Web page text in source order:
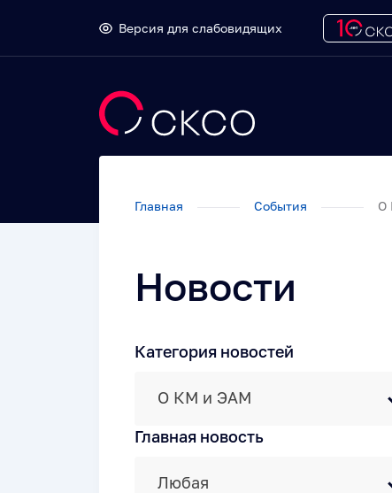
Версия для слабовидящих
Главная События О
Новости
Категория новостей
О КМ и ЭАМ
Главная новость
Любая